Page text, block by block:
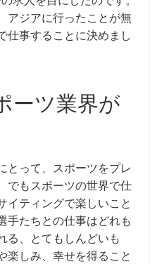
アジアに行ったことが無
仕事することに決めまし
ーツ業界が
とって、スポーツをプレ
でもスポーツの世界で仕
イティングで楽しいこと
手たちとの仕事はどれも
る、とてもしんどいも
楽しみ、幸せを得ること